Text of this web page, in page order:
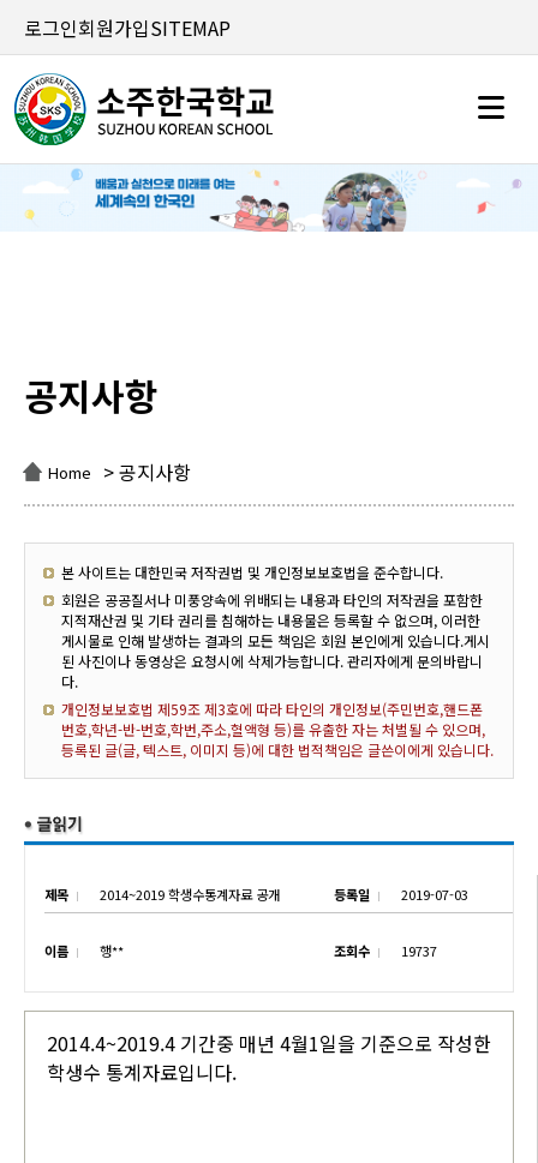
로그인회원가입SITEMAP
공지사항
Home > 공지사항
본 사이트는 대한민국 저작권법 및 개인정보보호법을 준수합니다.
회원은 공공질서나 미풍양속에 위배되는 내용과 타인의 저작권을 포함한
지적재산권 및 기타 권리를 침해하는 내용물은 등록할 수 없으며, 이러한
게시물로 인해 발생하는 결과의 모든 책임은 회원 본인에게 있습니다.게시
된 사진이나 동영상은 요청시에 삭제가능합니다. 관리자에게 문의바랍니
다.
개인정보보호법 제59조 제3호에 따라 타인의 개인정보(주민번호,핸드폰
번호,학년-반-번호,학번,주소,혈액형 등)를 유출한 자는 처벌될 수 있으며,
등록된 글(글, 텍스트, 이미지 등)에 대한 법적책임은 글쓴이에게 있습니다.
제목 2014~2019 학생수통계자료 공개 등록일 2019-07-03
이름 행** 조회수 19737
2014.4~2019.4 기간중 매년 4월1일을 기준으로 작성한
학생수 통계자료입니다.